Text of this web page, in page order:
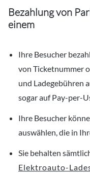
Bezahlung von
einem
Ihre Besucher
von Ticketnummer
und Ladegebühren
sogar auf Pay-per-
Ihre Besucher
auswählen, die in
Sie behalten
Elektroauto-